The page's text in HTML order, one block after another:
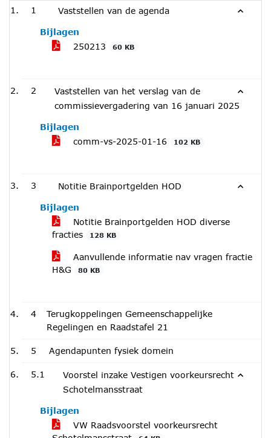
1 Vaststellen van de agenda
Bijlagen
250213
60 KB
2
Vaststellen van het verslag van de
commissievergadering van 16 januari 2025
Bijlagen
comm-vs-2025-01-16
102 KB
3 Notitie Brainportgelden HOD
Bijlagen
Notitie Brainportgelden HOD diverse
fracties
128 KB
Aanvullende informatie nav vragen fractie
H&G
80 KB
4
Terugkoppelingen Gemeenschappelijke
Regelingen en Raadstafel 21
5 Agendapunten fysiek domein
5.1
Voorstel inzake Vestigen voorkeursrecht
Schotelmansstraat
Bijlagen
VW Raadsvoorstel voorkeursrecht